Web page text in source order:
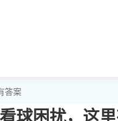
答案
球困扰，这